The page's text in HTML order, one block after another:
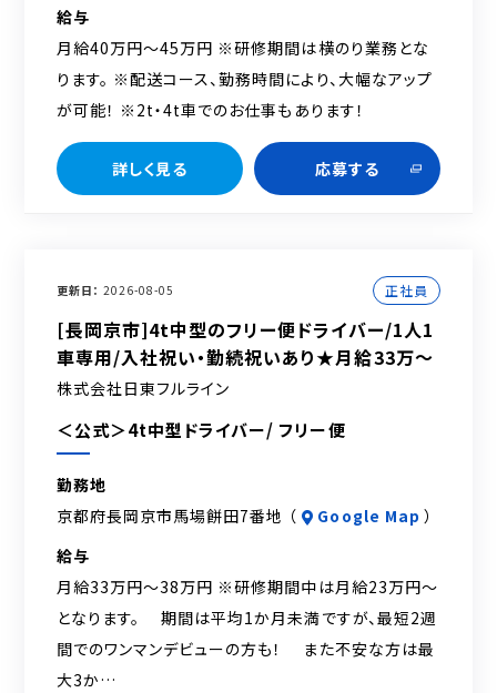
給与
月給40万円～45万円 ※研修期間は横のり業務とな
ります。 ※配送コース、勤務時間により、大幅なアップ
が可能！ ※2t・4t車でのお仕事もあります！
詳しく見る 応募する
更新日 2026-08-05 正社員
[長岡京市]4t中型のフリー便ドライバー/1人1
車専用/入社祝い・勤続祝いあり★月給33万～
株式会社日東フルライン
＜公式＞4t中型ドライバー/ フリー便
勤務地
京都府長岡京市馬場餅田7番地 （
Google Map ）
給与
月給33万円～38万円 ※研修期間中は月給23万円～
となります。 期間は平均1か月未満ですが、最短2週
間でのワンマンデビューの方も！ また不安な方は最
大3か…